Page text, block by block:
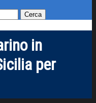
in
per